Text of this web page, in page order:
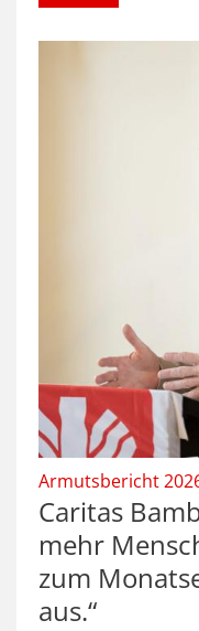
Armutsbericht
Caritas
mehr
zum
aus.“